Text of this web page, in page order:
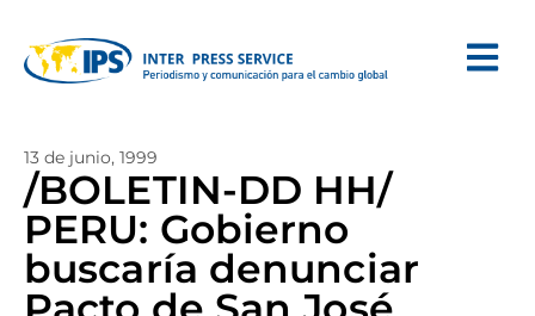
13 de junio, 1999
/BOLETIN-DD HH/
PERU: Gobierno
buscaría denunciar